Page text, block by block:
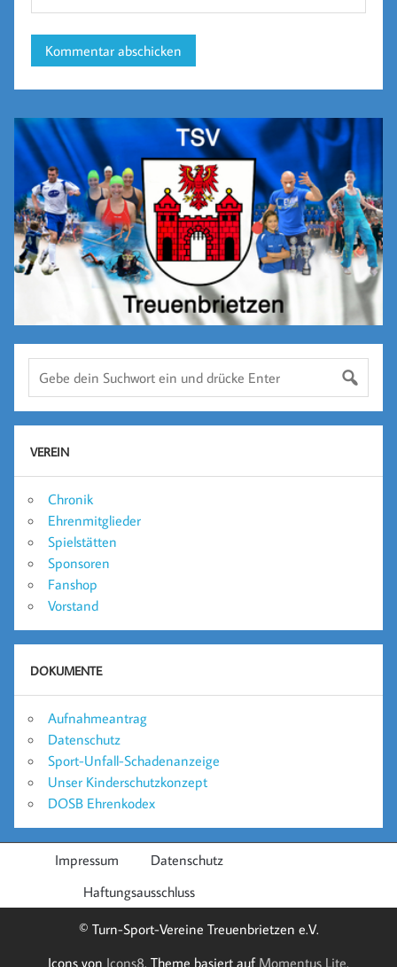
VEREIN
Chronik
Ehrenmitglieder
Spielstätten
Sponsoren
Fanshop
Vorstand
DOKUMENTE
Aufnahmeantrag
Datenschutz
Sport-Unfall-Schadenanzeige
Unser Kinderschutzkonzept
DOSB Ehrenkodex
Impressum
Datenschutz
Haftungsausschluss
© Turn-Sport-Vereine Treuenbrietzen e.V.
Icons von Icons8. Theme basiert auf Momentus Lite.